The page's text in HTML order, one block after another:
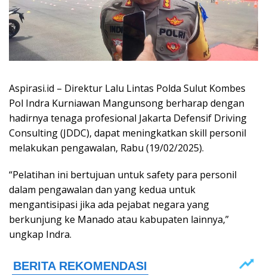
Aspirasi.id – Direktur Lalu Lintas Polda Sulut Kombes
Pol Indra Kurniawan Mangunsong berharap dengan
hadirnya tenaga profesional Jakarta Defensif Driving
Consulting (JDDC), dapat meningkatkan skill personil
melakukan pengawalan, Rabu (19/02/2025).
“Pelatihan ini bertujuan untuk safety para personil
dalam pengawalan dan yang kedua untuk
mengantisipasi jika ada pejabat negara yang
berkunjung ke Manado atau kabupaten lainnya,”
ungkap Indra.